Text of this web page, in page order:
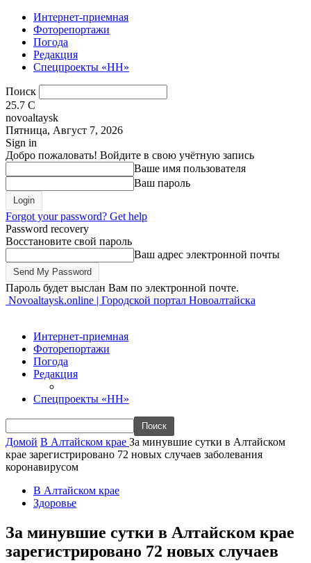
Интернет-приемная
Фоторепортажи
Погода
Редакция
Спецпроекты «НН»
Поиск
25.7 C
novoaltaysk
Пятница, Август 7, 2026
Sign in
Добро пожаловать! Войдите в свою учётную запись
Ваше имя пользователя
Ваш пароль
Forgot your password? Get help
Password recovery
Восстановите свой пароль
Ваш адрес электронной почты
Пароль будет выслан Вам по электронной почте.
Novoaltaysk.online | Городской портал Новоалтайска
Интернет-приемная
Фоторепортажи
Погода
Редакция
Спецпроекты «НН»
Домой В Алтайском крае За минувшие сутки в Алтайском
крае зарегистрировано 72 новых случаев заболевания
коронавирусом
В Алтайском крае
Здоровье
За минувшие сутки в Алтайском крае
зарегистрировано 72 новых случаев